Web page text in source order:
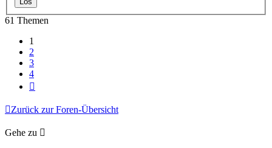
61 Themen
1
2
3
4
Zurück zur Foren-Übersicht
Gehe zu